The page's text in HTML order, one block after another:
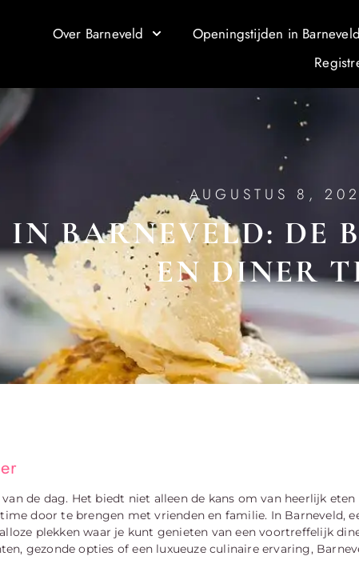
Over Barneveld Openingstijden in Barneveld
AUGUSTUS 8,
BARNEVELD: DE
EN DINER
de dag. Het biedt niet alleen de kans om van heerlijk
door te brengen met vrienden en familie. In Barneveld,
plekken waar je kunt genieten van een voortreffelijk
gezonde opties of een luxueuze culinaire ervaring,